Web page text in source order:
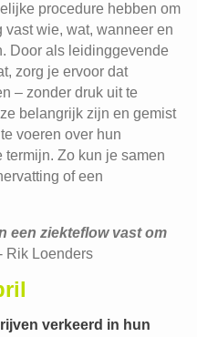
procedure hebben om
wie, wat, wanneer en
Door als leidinggevende
zorg je ervoor dat
– zonder druk uit te
belangrijk zijn en gemist
voeren over hun
Zo kun je samen
of een
een ziekteflow vast om
Rik Loenders
verkeerd in hun